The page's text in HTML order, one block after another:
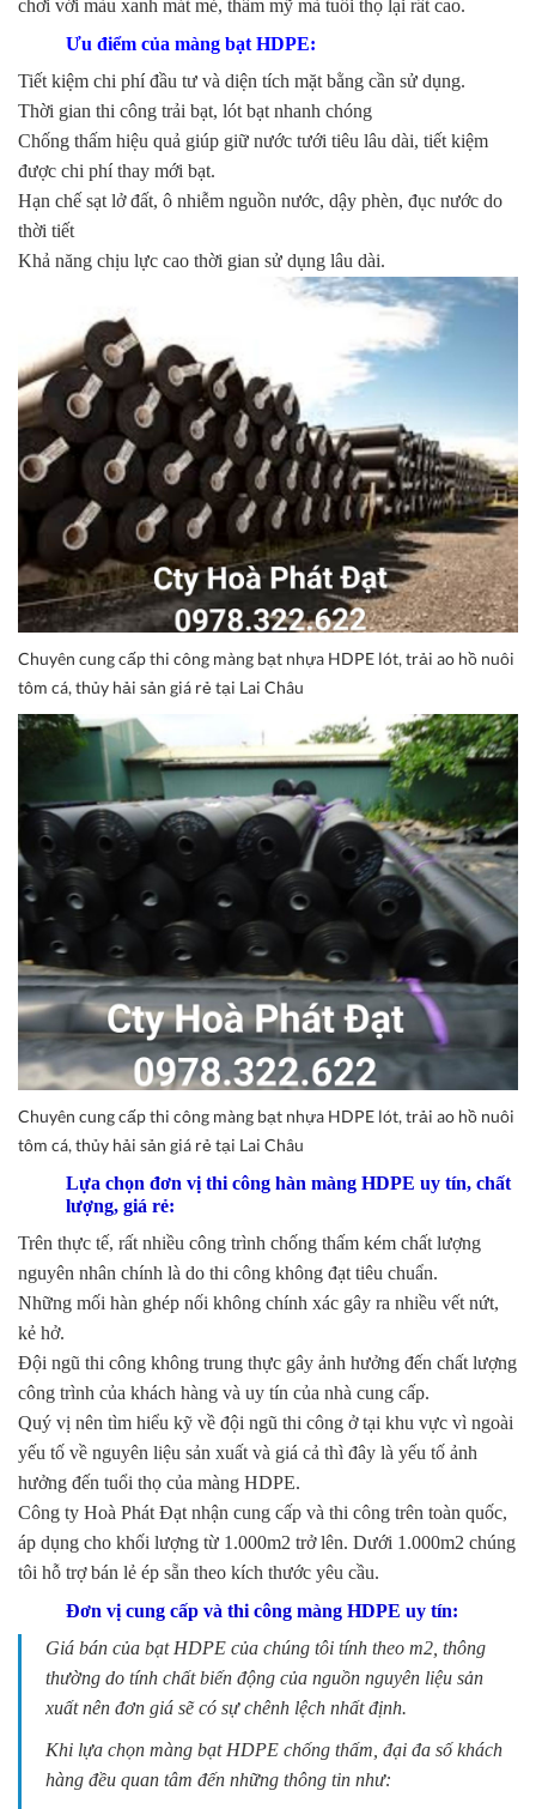
chơi với màu xanh mát mẻ, thẩm mỹ mà tuổi thọ lại rất cao.
Ưu điểm của màng bạt HDPE:
Tiết kiệm chi phí đầu tư và diện tích mặt bằng cần sử dụng.
Thời gian thi công trải bạt, lót bạt nhanh chóng
Chống thấm hiệu quả giúp giữ nước tưới tiêu lâu dài, tiết kiệm
được chi phí thay mới bạt.
Hạn chế sạt lở đất, ô nhiễm nguồn nước, dậy phèn, đục nước do
thời tiết
Khả năng chịu lực cao thời gian sử dụng lâu dài.
Chuyên cung cấp thi công màng bạt nhựa HDPE lót, trải ao hồ nuôi
tôm cá, thủy hải sản giá rẻ tại Lai Châu
Chuyên cung cấp thi công màng bạt nhựa HDPE lót, trải ao hồ nuôi
tôm cá, thủy hải sản giá rẻ tại Lai Châu
Lựa chọn đơn vị thi công hàn màng HDPE uy tín, chất
lượng, giá rẻ:
Trên thực tế, rất nhiều công trình chống thấm kém chất lượng
nguyên nhân chính là do thi công không đạt tiêu chuẩn.
Những mối hàn ghép nối không chính xác gây ra nhiều vết nứt,
kẻ hở.
Đội ngũ thi công không trung thực gây ảnh hưởng đến chất lượng
công trình của khách hàng và uy tín của nhà cung cấp.
Quý vị nên tìm hiểu kỹ về đội ngũ thi công ở tại khu vực vì ngoài
yếu tố về nguyên liệu sản xuất và giá cả thì đây là yếu tố ảnh
hưởng đến tuổi thọ của màng HDPE.
Công ty Hoà Phát Đạt nhận cung cấp và thi công trên toàn quốc,
áp dụng cho khối lượng từ 1.000m2 trở lên. Dưới 1.000m2 chúng
tôi hỗ trợ bán lẻ ép sẵn theo kích thước yêu cầu.
Đơn vị cung cấp và thi công màng HDPE uy tín:
Giá bán của bạt HDPE của chúng tôi tính theo m2, thông
thường do tính chất biến động của nguồn nguyên liệu sản
xuất nên đơn giá sẽ có sự chênh lệch nhất định.
Khi lựa chọn màng bạt HDPE chống thấm, đại đa số khách
hàng đều quan tâm đến những thông tin như: